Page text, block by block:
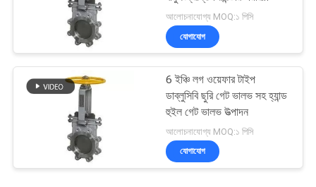
কন্ট্রোল ডাবল ফ্ল্যাঞ্জ লগ ছুরি গেট
ভালভ
আলোচনাযোগ্য MOQ:১ পিসি
যোগাযোগ
6 ইঞ্চি লগ ওয়েফার টাইপ
ডাব্লুসিবি ছুরি গেট ভালভ সহ হ্যান্ড
হুইল গেট ভালভ উত্পাদন
আলোচনাযোগ্য MOQ:১ পিসি
যোগাযোগ